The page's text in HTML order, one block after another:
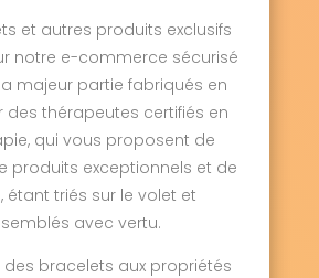
et autres produits exclusifs
notre e-commerce sécurisé
majeur partie fabriqués en
des thérapeutes certifiés en
qui vous proposent de
produits exceptionnels et de
étant triés sur le volet et
avec vertu.
des bracelets aux propriétés